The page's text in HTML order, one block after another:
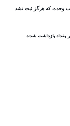
وحدت که هرگز ثبت نشد
بازداشت شدند